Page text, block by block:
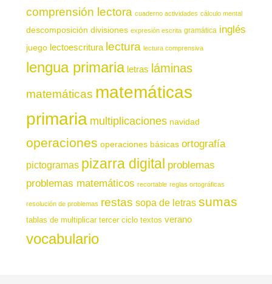
comprensión lectora cuaderno actividades cálculo mental
descomposición divisiones expresión escrita gramática inglés
juego lectoescritura lectura lectura comprensiva
lengua primaria letras láminas
matemáticas matemáticas
primaria multiplicaciones navidad
operaciones operaciones básicas ortografía
pictogramas pizarra digital problemas
problemas matemáticos recortable reglas ortográficas
resolución de problemas restas sopa de letras sumas
tablas de multiplicar tercer ciclo textos verano
vocabulario